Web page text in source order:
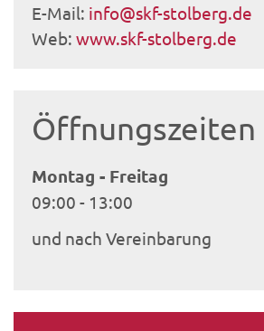
E-Mail: info@skf-stolberg.de
Web: www.skf-stolberg.de
Öffnungszeiten
Montag - Freitag
09:00 - 13:00
und nach Vereinbarung